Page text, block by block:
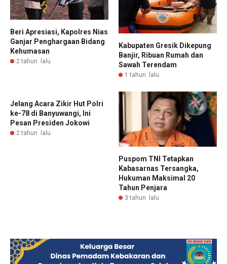
Beri Apresiasi, Kapolres Nias
Ganjar Penghargaan Bidang
Kehumasan
2 tahun lalu
Kabupaten Gresik Dikepung
Banjir, Ribuan Rumah dan
Sawah Terendam
1 tahun lalu
Jelang Acara Zikir Hut Polri
ke-78 di Banyuwangi, Ini
Pesan Presiden Jokowi
2 tahun lalu
Puspom TNI Tetapkan
Kabasarnas Tersangka,
Hukuman Maksimal 20
Tahun Penjara
3 tahun lalu